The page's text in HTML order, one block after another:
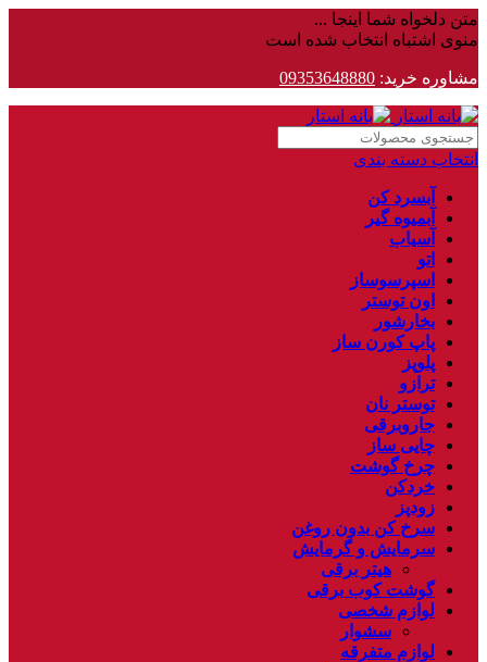
متن دلخواه شما اینجا ...
منوی اشتباه انتخاب شده است
مشاوره خرید: 09353648880
انتخاب دسته بندی
آبسرد کن
آبمیوه گیر
آسیاب
اتو
اسپرسوساز
اون توستر
بخارشور
پاپ کورن ساز
پلوپز
ترازو
توستر نان
جاروبرقی
چایی ساز
چرخ گوشت
خردکن
زودپز
سرخ کن بدون روغن
سرمایش و گرمایش
هیتر برقی
گوشت کوب برقی
لوازم شخصی
سشوار
لوازم متفرقه